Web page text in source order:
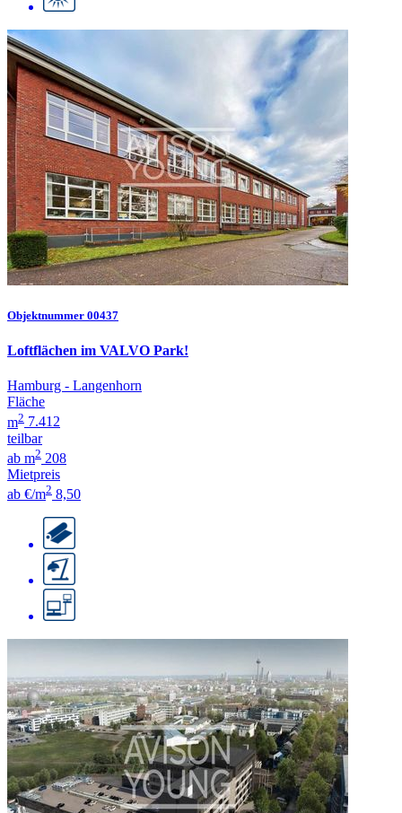
Objektnummer 00437
Loftflächen im VALVO Park!
Hamburg - Langenhorn
Fläche
m2 7.412
teilbar
ab m2 208
Mietpreis
ab €/m2 8,50